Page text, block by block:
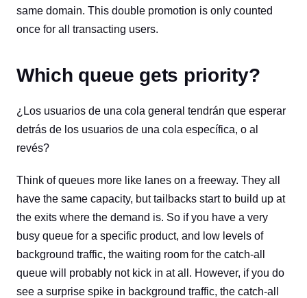
same domain. This double promotion is only counted
once for all transacting users.
Which queue gets priority?
¿Los usuarios de una cola general tendrán que esperar
detrás de los usuarios de una cola específica, o al
revés?
Think of queues more like lanes on a freeway. They all
have the same capacity, but tailbacks start to build up at
the exits where the demand is. So if you have a very
busy queue for a specific product, and low levels of
background traffic, the waiting room for the catch-all
queue will probably not kick in at all. However, if you do
see a surprise spike in background traffic, the catch-all